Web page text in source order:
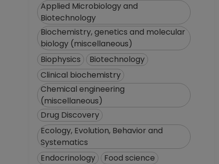
Applied Microbiology and
Biotechnology
Biochemistry, genetics and molecular
biology (miscellaneous)
Biophysics
Biotechnology
Clinical biochemistry
Chemical engineering
(miscellaneous)
Drug Discovery
Ecology, Evolution, Behavior and
Systematics
Endocrinology
Food science